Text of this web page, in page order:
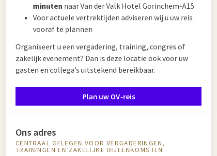
minuten naar Van der Valk Hotel Gorinchem-A15
Voor actuele vertrektijden adviseren wij u uw reis
vooraf te plannen
Organiseert u een vergadering, training, congres of
zakelijk evenement? Dan is deze locatie ook voor uw
gasten en collega’s uitstekend bereikbaar.
Plan uw OV-reis
Ons adres
CENTRAAL GELEGEN VOOR VERGADERINGEN,
TRAININGEN EN ZAKELIJKE BIJEENKOMSTEN